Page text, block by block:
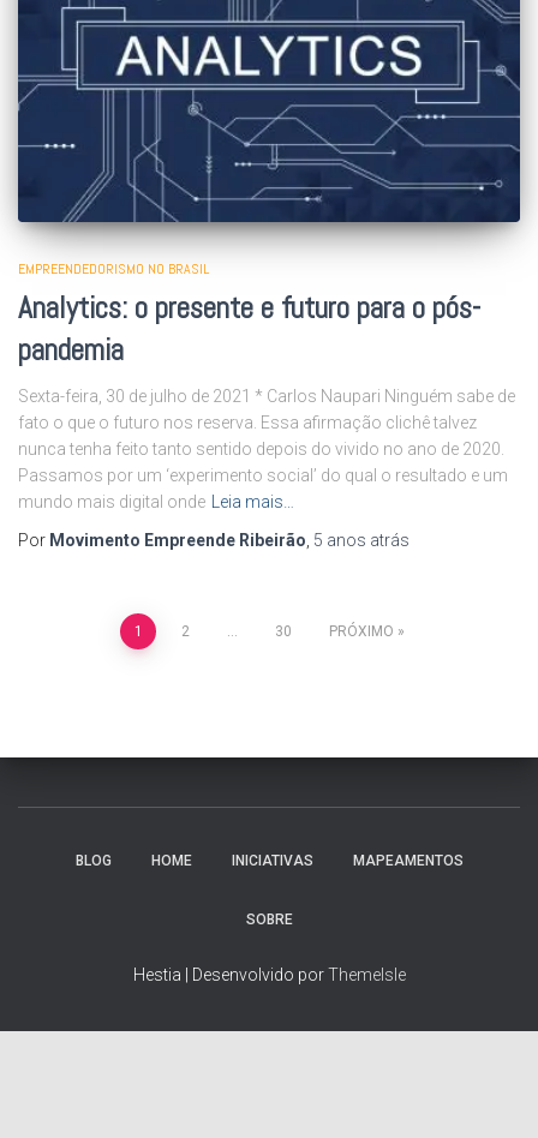
EMPREENDEDORISMO NO BRASIL
Analytics: o presente e futuro para o pós-
pandemia
Sexta-feira, 30 de julho de 2021 * Carlos Naupari Ninguém sabe de
fato o que o futuro nos reserva. Essa afirmação clichê talvez
nunca tenha feito tanto sentido depois do vivido no ano de 2020.
Passamos por um ‘experimento social’ do qual o resultado e um
mundo mais digital onde
Leia mais…
Por Movimento Empreende Ribeirão 5 anos atrás
Navegação
posts
1 2 30 PRÓXIMO
BLOG HOME INICIATIVAS MAPEAMENTOS
SOBRE
Hestia | Desenvolvido porThemeIsle